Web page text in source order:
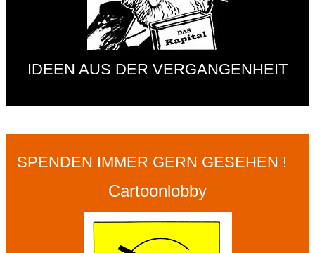
IDEEN AUS DER VERGANGENHEIT
SPENDEN IMMER GERN GESEHEN !
Cartoonlobby